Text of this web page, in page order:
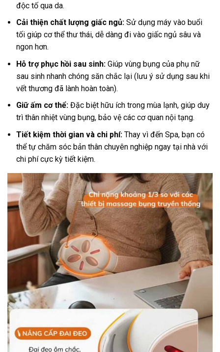
độc tố qua da.
Cải thiện chất lượng giấc ngủ: Sử dụng máy vào buổi
tối giúp cơ thể thư thái, dễ dàng đi vào giấc ngủ sâu và
ngon hơn.
Hỗ trợ phục hồi sau sinh: Giúp vùng bụng của phụ nữ
sau sinh nhanh chóng săn chắc lại (lưu ý sử dụng sau khi
vết thương đã lành hoàn toàn).
Giữ ấm cơ thể: Đặc biệt hữu ích trong mùa lạnh, giúp duy
trì thân nhiệt vùng bụng, bảo vệ các cơ quan nội tạng.
Tiết kiệm thời gian và chi phí: Thay vì đến Spa, bạn có
thể tự chăm sóc bản thân chuyên nghiệp ngay tại nhà với
chi phí cực kỳ tiết kiệm.